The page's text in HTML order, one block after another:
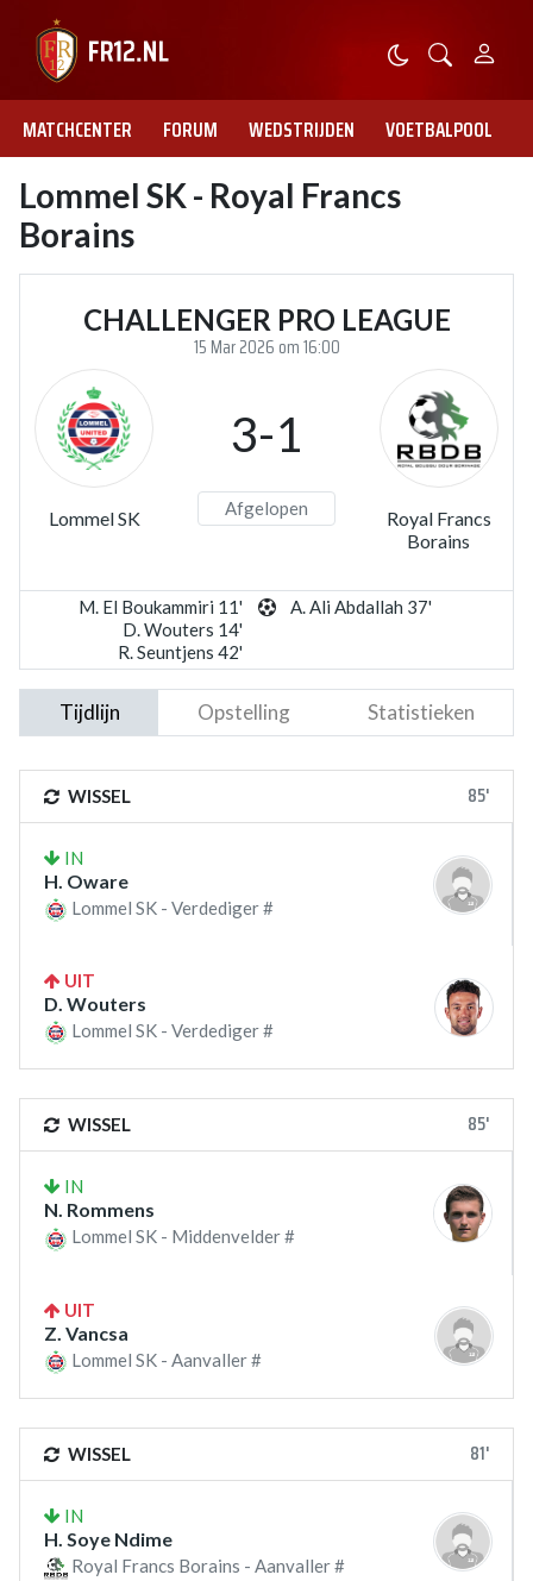
MATCHCENTER FORUM WEDSTRIJDEN VOETBALPOOL
Lommel SK - Royal Francs
Borains
CHALLENGER PRO LEAGUE
15 Mar 2026 om 16:00
Lommel SK
3-1
Afgelopen
Royal Francs
Borains
M. El Boukammiri 11'
D. Wouters 14'
R. Seuntjens 42'
A. Ali Abdallah 37'
Tijdlijn Opstelling Statistieken
WISSEL 85'
IN
H. Oware
Lommel SK - Verdediger #
UIT
D. Wouters
Lommel SK - Verdediger #
WISSEL 85'
IN
N. Rommens
Lommel SK - Middenvelder #
UIT
Z. Vancsa
Lommel SK - Aanvaller #
WISSEL 81'
IN
H. Soye Ndime
Royal Francs Borains - Aanvaller #